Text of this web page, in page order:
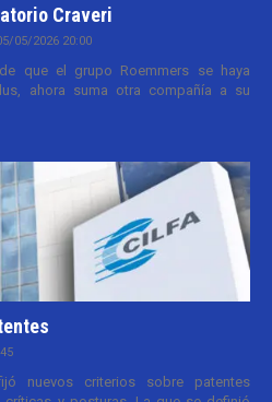
Craveri
05/2026 20:00
que el grupo Roemmers se haya
ahora suma otra compañía a su
nuevos criterios sobre patentes